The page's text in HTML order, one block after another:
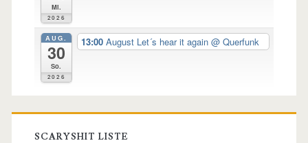
Mi.
2026
AUG.
30
So.
2026
13:00August Let´s hear it again@ Querfunk
SCARYSHIT LISTE